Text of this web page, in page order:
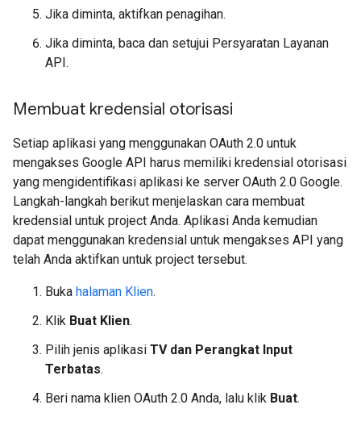
Jika diminta, aktifkan penagihan.
Jika diminta, baca dan setujui Persyaratan Layanan
API.
Membuat kredensial otorisasi
Setiap aplikasi yang menggunakan OAuth 2.0 untuk
mengakses Google API harus memiliki kredensial otorisasi
yang mengidentifikasi aplikasi ke server OAuth 2.0 Google.
Langkah-langkah berikut menjelaskan cara membuat
kredensial untuk project Anda. Aplikasi Anda kemudian
dapat menggunakan kredensial untuk mengakses API yang
telah Anda aktifkan untuk project tersebut.
Buka halaman Klien.
Klik Buat Klien.
Pilih jenis aplikasi TV dan Perangkat Input
Terbatas.
Beri nama klien OAuth 2.0 Anda, lalu klik Buat.